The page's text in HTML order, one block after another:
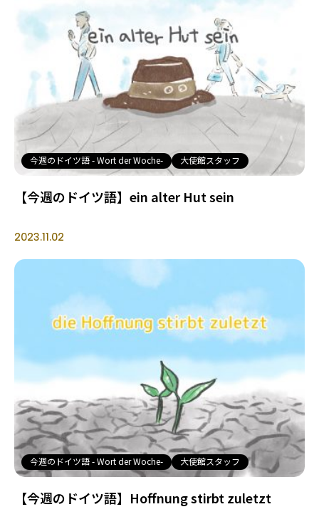
今週のドイツ語 - Wort der Woche- 大使館スタッフ
【今週のドイツ語】ein alter Hut sein
2023.11.02
今週のドイツ語 - Wort der Woche- 大使館スタッフ
【今週のドイツ語】Hoffnung stirbt zuletzt